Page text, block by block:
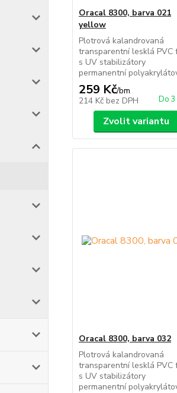
Oracal 8300, barva 021
yellow
Plotrová kalandrovaná
transparentní lesklá PVC
s UV stabilizátory
permanentní
259 Kč/bm
214 Kč bez DPH Do
Zvolit variantu
Oracal 8300, barva 032
Plotrová kalandrovaná
transparentní lesklá PVC
s UV stabilizátory
permanentní